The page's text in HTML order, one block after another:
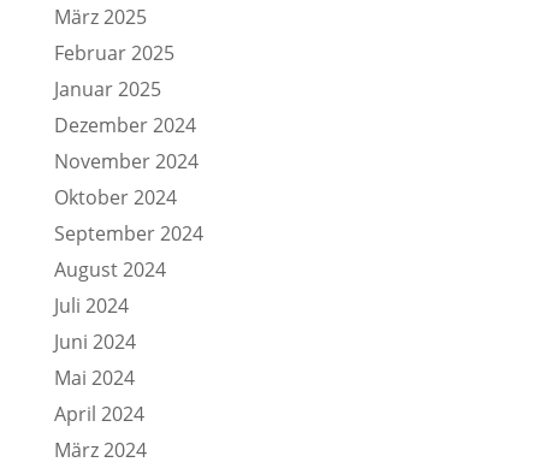
März 2025
Februar 2025
Januar 2025
Dezember 2024
November 2024
Oktober 2024
September 2024
August 2024
Juli 2024
Juni 2024
Mai 2024
April 2024
März 2024